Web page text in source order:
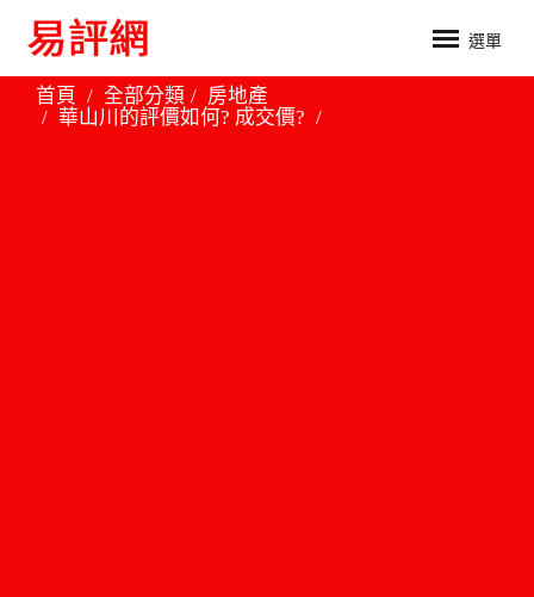
選單
首頁 全部分類
房地產
華山川的評價如何? 成交價?